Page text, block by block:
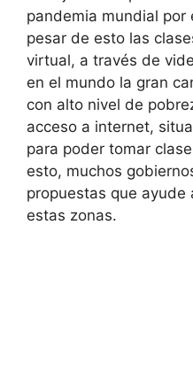
pandemia mundial por
pesar de esto las
virtual, a través de
en el mundo la gran
con alto nivel de
acceso a internet,
para poder tomar
esto, muchos
propuestas que ayude
estas zonas.